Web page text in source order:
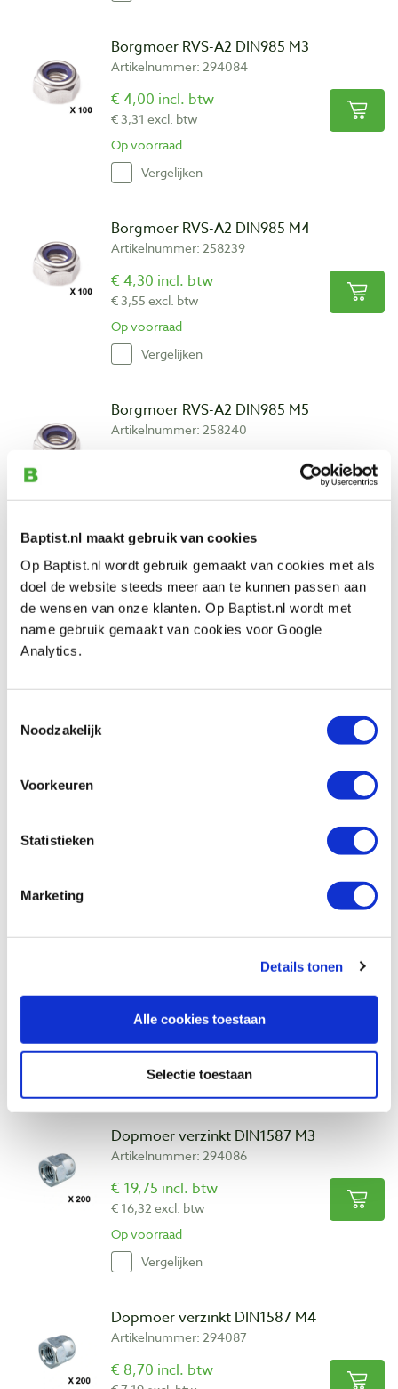
Baptist.nl maakt gebruik van cookies
Op Baptist.nl wordt gebruik gemaakt van cookies met als
doel de website steeds meer aan te kunnen passen aan
de wensen van onze klanten. Op Baptist.nl wordt met
name gebruik gemaakt van cookies voor Google
Analytics.
Noodzakelijk
Voorkeuren
Statistieken
Marketing
Details tonen
Alle cookies toestaan
Selectie toestaan
Borgmoer RVS-A2 DIN985 M3
Artikelnummer: 294084
€ 4,00 incl. btw
€ 3,31 excl. btw
Op voorraad
Vergelijken
Borgmoer RVS-A2 DIN985 M4
Artikelnummer: 258239
€ 4,30 incl. btw
€ 3,55 excl. btw
Op voorraad
Vergelijken
Borgmoer RVS-A2 DIN985 M5
Artikelnummer: 258240
Vergelijken
Borgmoer RVS-A2 DIN985 M6
Artikelnummer: 258241
€ 5,00 incl. btw
Op voorraad
€ 9,26 excl. btw
Op voorraad
Vergelijken
Dopmoer verzinkt DIN1587 M3
Artikelnummer: 294086
€ 19,75 incl. btw
€ 16,32 excl. btw
Op voorraad
Vergelijken
Dopmoer verzinkt DIN1587 M4
Artikelnummer: 294087
€ 8,70 incl. btw